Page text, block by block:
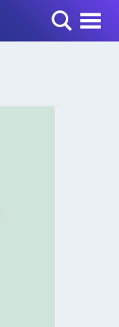
Toggle Menu